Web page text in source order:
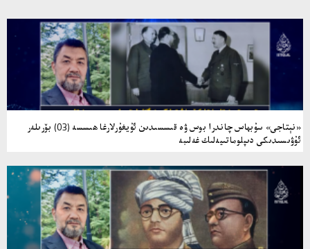
«نېتاجى» سۇبھاس چاندرا بوس ۋە قىسسىدىن ئۇيغۇرلارغا ھىسسە (03) بۆرىلەر
ئۇۋىسىدىكى دىپلوماتىيەلىك غەلىبە